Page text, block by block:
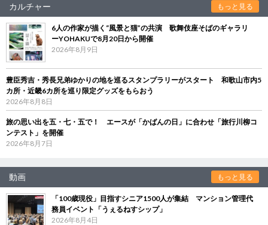
カルチャー もっと見る
6人の作家が描く“風景と猫”の共演 歌舞伎座そばのギャラリ
ーYOHAKUで8月20日から開催
2026年8月9日
豊臣秀吉・秀長兄弟ゆかりの地を巡るスタンプラリーがスタート 和歌山市内5
カ所・近畿6カ所を巡り限定グッズをもらおう
2026年8月8日
旅の思い出を五・七・五で！ エースが「かばんの日」に合わせ「旅行川柳コ
ンテスト」を開催
2026年8月7日
動画 もっと見る
「100歳現役」目指すシニア1500人が集結 マンション管理代
務員イベント「うぇるねすシップ」
2026年8月4日